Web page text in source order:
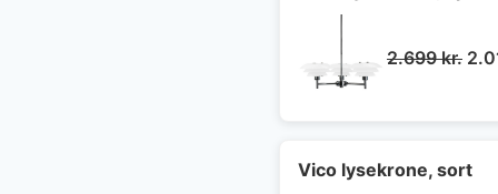
2.699kr.
Vico lysekrone, sort